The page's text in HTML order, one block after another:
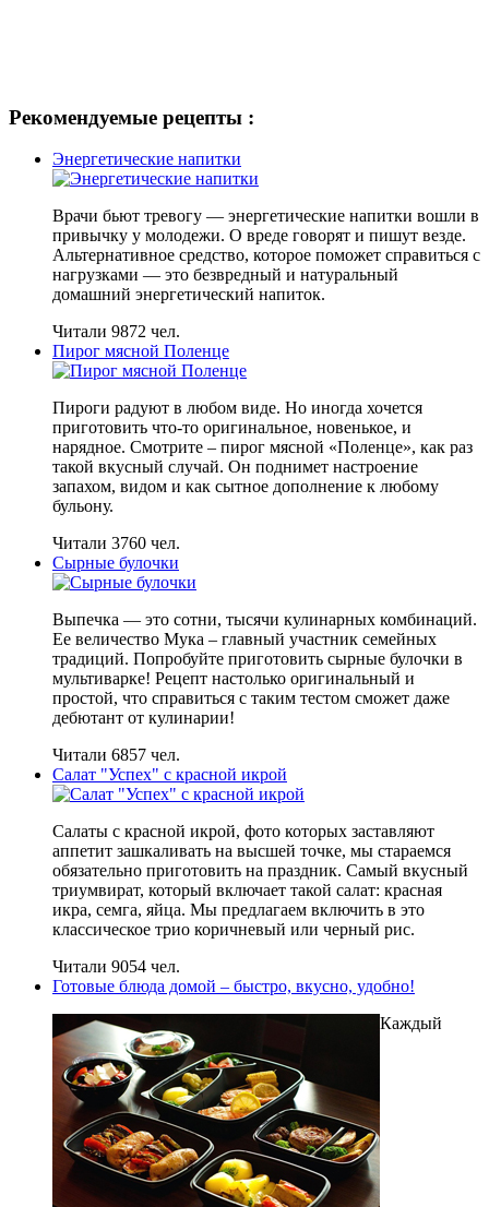
Рекомендуемые рецепты :
Энергетические напитки
Врачи бьют тревогу — энергетические напитки вошли в
привычку у молодежи. О вреде говорят и пишут везде.
Альтернативное средство, которое поможет справиться с
нагрузками — это безвредный и натуральный
домашний энергетический напиток.
Читали 9872 чел.
Пирог мясной Поленце
Пироги радуют в любом виде. Но иногда хочется
приготовить что-то оригинальное, новенькое, и
нарядное. Смотрите – пирог мясной «Поленце», как раз
такой вкусный случай. Он поднимет настроение
запахом, видом и как сытное дополнение к любому
бульону.
Читали 3760 чел.
Сырные булочки
Выпечка — это сотни, тысячи кулинарных комбинаций.
Ее величество Мука – главный участник семейных
традиций. Попробуйте приготовить сырные булочки в
мультиварке! Рецепт настолько оригинальный и
простой, что справиться с таким тестом сможет даже
дебютант от кулинарии!
Читали 6857 чел.
Салат "Успех" с красной икрой
Салаты с красной икрой, фото которых заставляют
аппетит зашкаливать на высшей точке, мы стараемся
обязательно приготовить на праздник. Самый вкусный
триумвират, который включает такой салат: красная
икра, семга, яйца. Мы предлагаем включить в это
классическое трио коричневый или черный рис.
Читали 9054 чел.
Готовые блюда домой – быстро, вкусно, удобно!
Каждый